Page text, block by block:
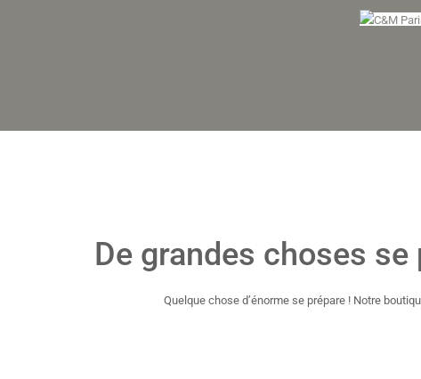
De grandes choses se
Quelque chose d’énorme se prépare ! Notre